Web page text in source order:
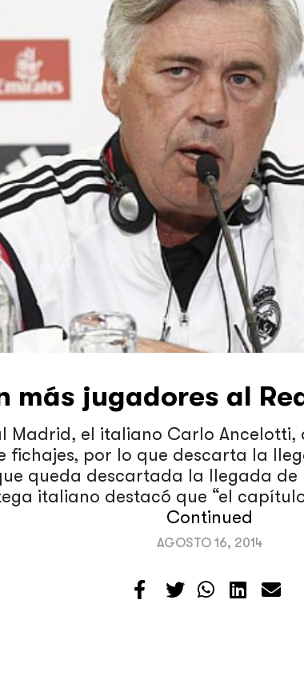
más jugadores al
Madrid, el italiano Carlo
fichajes, por lo que descarta la
queda descartada la llegada de
italiano destacó que “el
Continued
AGOSTO 16, 2014